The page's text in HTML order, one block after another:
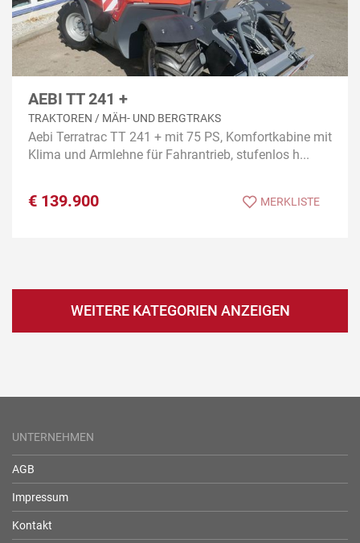
AEBI TT 241 +
TRAKTOREN / MÄH- UND BERGTRAKS
Aebi Terratrac TT 241 + mit 75 PS, Komfortkabine mit
Klima und Armlehne für Fahrantrieb, stufenlos h...
€ 139.900 MERKLISTE
WEITERE KATEGORIEN ANZEIGEN
UNTERNEHMEN
AGB
Impressum
Kontakt